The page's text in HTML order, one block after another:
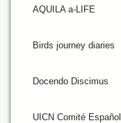
AQUILA a-LIFE
Birds journey diaries
Docendo Discimus
UICN Comité Español